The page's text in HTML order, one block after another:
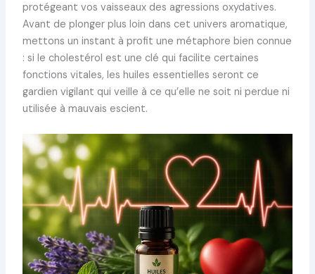
protégeant vos vaisseaux des agressions oxydatives.
Avant de plonger plus loin dans cet univers aromatique,
mettons un instant à profit une métaphore bien connue
: si le cholestérol est une clé qui facilite certaines
fonctions vitales, les huiles essentielles seront ce
gardien vigilant qui veille à ce qu’elle ne soit ni perdue ni
utilisée à mauvais escient.